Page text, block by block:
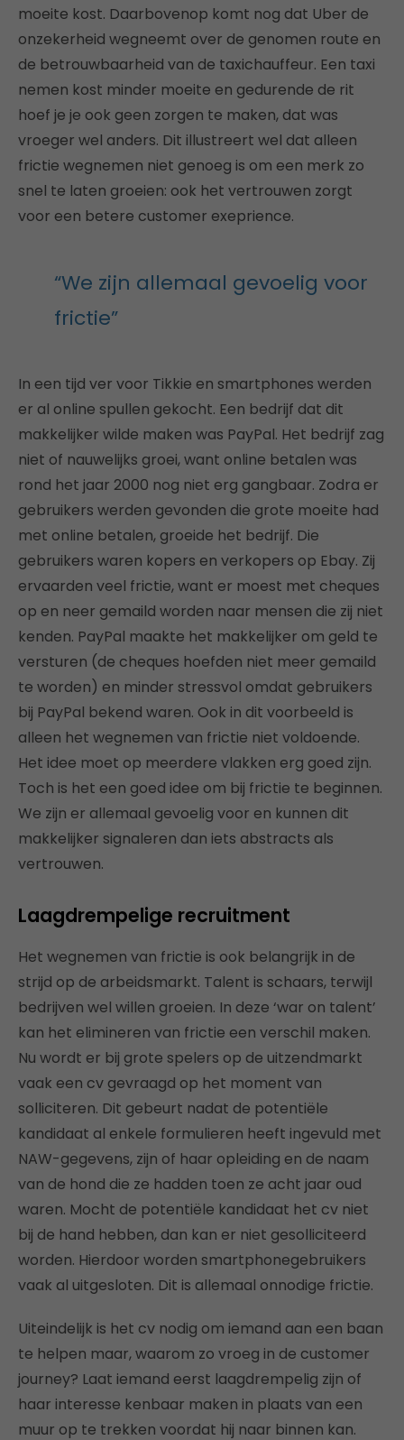
moeite kost. Daarbovenop komt nog dat Uber de
onzekerheid wegneemt over de genomen route en
de betrouwbaarheid van de taxichauffeur. Een taxi
nemen kost minder moeite en gedurende de rit
hoef je je ook geen zorgen te maken, dat was
vroeger wel anders. Dit illustreert wel dat alleen
frictie wegnemen niet genoeg is om een merk zo
snel te laten groeien: ook het vertrouwen zorgt
voor een betere customer exeprience.
“We zijn allemaal gevoelig voor
frictie”
In een tijd ver voor Tikkie en smartphones werden
er al online spullen gekocht. Een bedrijf dat dit
makkelijker wilde maken was PayPal. Het bedrijf zag
niet of nauwelijks groei, want online betalen was
rond het jaar 2000 nog niet erg gangbaar. Zodra er
gebruikers werden gevonden die grote moeite had
met online betalen, groeide het bedrijf. Die
gebruikers waren kopers en verkopers op Ebay. Zij
ervaarden veel frictie, want er moest met cheques
op en neer gemaild worden naar mensen die zij niet
kenden. PayPal maakte het makkelijker om geld te
versturen (de cheques hoefden niet meer gemaild
te worden) en minder stressvol omdat gebruikers
bij PayPal bekend waren. Ook in dit voorbeeld is
alleen het wegnemen van frictie niet voldoende.
Het idee moet op meerdere vlakken erg goed zijn.
Toch is het een goed idee om bij frictie te beginnen.
We zijn er allemaal gevoelig voor en kunnen dit
makkelijker signaleren dan iets abstracts als
vertrouwen.
Laagdrempelige recruitment
Het wegnemen van frictie is ook belangrijk in de
strijd op de arbeidsmarkt. Talent is schaars, terwijl
bedrijven wel willen groeien. In deze ‘war on talent’
kan het elimineren van frictie een verschil maken.
Nu wordt er bij grote spelers op de uitzendmarkt
vaak een cv gevraagd op het moment van
solliciteren. Dit gebeurt nadat de potentiële
kandidaat al enkele formulieren heeft ingevuld met
NAW-gegevens, zijn of haar opleiding en de naam
van de hond die ze hadden toen ze acht jaar oud
waren. Mocht de potentiële kandidaat het cv niet
bij de hand hebben, dan kan er niet gesolliciteerd
worden. Hierdoor worden smartphonegebruikers
vaak al uitgesloten. Dit is allemaal onnodige frictie.
Uiteindelijk is het cv nodig om iemand aan een baan
te helpen maar, waarom zo vroeg in de customer
journey? Laat iemand eerst laagdrempelig zijn of
haar interesse kenbaar maken in plaats van een
muur op te trekken voordat hij naar binnen kan.